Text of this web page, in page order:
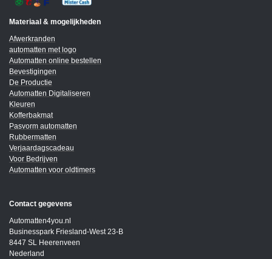
Materiaal & mogelijkheden
Afwerkranden
automatten met logo
Automatten online bestellen
Bevestigingen
De Productie
Automatten Digitaliseren
Kleuren
Kofferbakmat
Pasvorm automatten
Rubbermatten
Verjaardagscadeau
Voor Bedrijven
Automatten voor oldtimers
Contact gegevens
Automatten4you.nl
Businesspark Friesland-West 23-B
8447 SL Heerenveen
Nederland